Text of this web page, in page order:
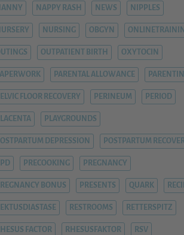
NAPPY RASH NEWS NIPPLES
NURSING OBGYN
OUTPATIENT BIRTH OXYTOCIN
PARENTAL ALLOWANCE
FLOOR RECOVERY PERINEUM PERIOD
PLAYGROUNDS
DEPRESSION POSTPARTUM
PRECOOKING PREGNANCY
BONUS PRESENTS QUARK
RESTROOMS RETTERSPITZ
FACTOR RHESUSFAKTOR RSV